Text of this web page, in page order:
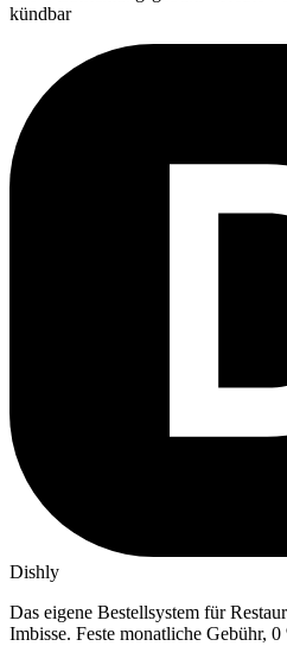
kündbar
Dishly
Das eigene Bestellsystem für
Imbisse. Feste monatliche Gebühr,